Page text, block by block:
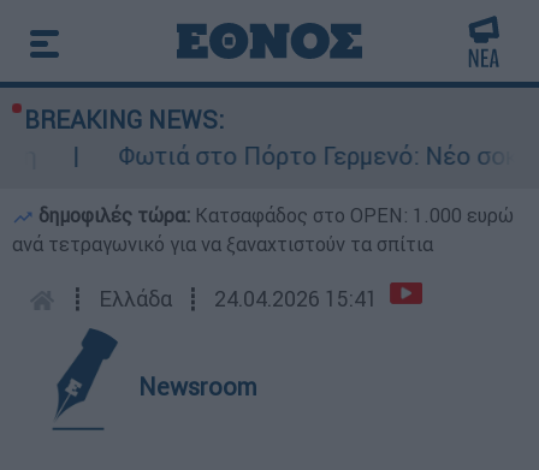
BREAKING NEWS:
Φωτιά στο Πόρτο Γερμενό: Νέο
δημοφιλές τώρα: Κατσαφάδος στο OPEN: 1.000 ευρώ
ανά τετραγωνικό για να ξαναχτιστούν τα σπίτια
┋ Ελλάδα ┋ 24.04.2026 15:41
Newsroom